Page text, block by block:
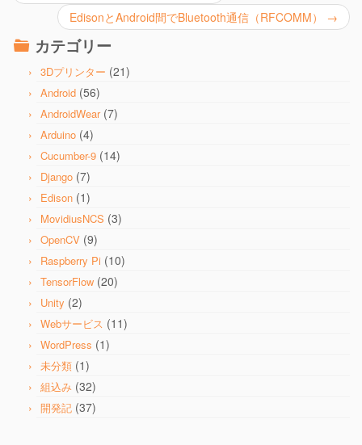
EdisonとAndroid間でBluetooth通信（RFCOMM） →
カテゴリー
3Dプリンター (21)
Android (56)
AndroidWear(7)
Arduino (4)
Cucumber-9 (14)
Django (7)
Edison (1)
MovidiusNCS (3)
OpenCV (9)
Raspberry Pi (10)
TensorFlow (20)
Unity (2)
Webサービス (11)
WordPress (1)
未分類 (1)
組込み (32)
開発記 (37)